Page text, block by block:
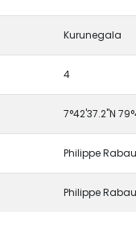
Kurunegala
4
7°42'37.2"N
Philippe
Philippe